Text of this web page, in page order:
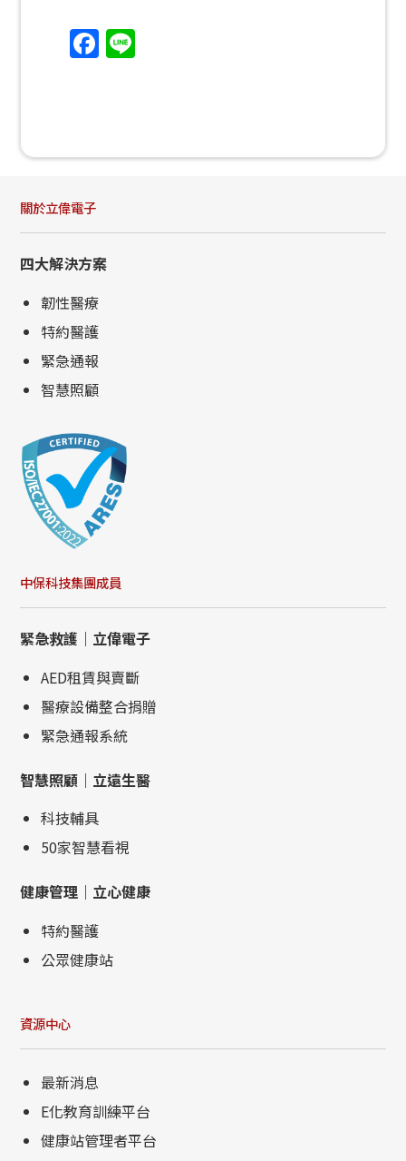
Facebook
關於立偉電子
四大解決方案
韌性醫療
特約醫護
緊急通報
智慧照顧
中保科技集團成員
緊急救護｜立偉電子
AED租賃與賣斷
醫療設備整合捐贈
緊急通報系統
智慧照顧｜立遠生醫
科技輔具
50家智慧看視
健康管理｜立心健康
特約醫護
公眾健康站
資源中心
最新消息
E化教育訓練平台
健康站管理者平台